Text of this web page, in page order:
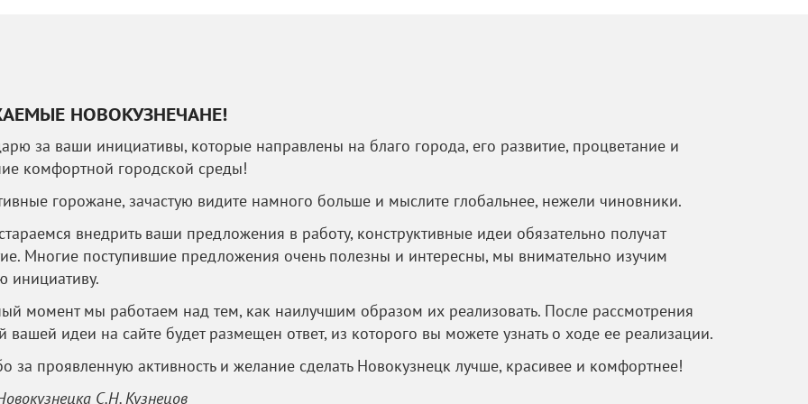
НОВОКУЗНЕЧАНЕ!
за ваши инициативы, которые направлены на благо города, его развитие, процветание и
комфортной городской среды!
горожане, зачастую видите намного больше и мыслите глобальнее, нежели чиновники.
внедрить ваши предложения в работу, конструктивные идеи обязательно получат
Многие поступившие предложения очень полезны и интересны, мы внимательно изучим
инициативу.
момент мы работаем над тем, как наилучшим образом их реализовать. После рассмотрения
вашей идеи на сайте будет размещен ответ, из которого вы можете узнать о ходе ее реализации.
за проявленную активность и желание сделать Новокузнецк лучше, красивее и комфортнее!
С.Н. Кузнецов